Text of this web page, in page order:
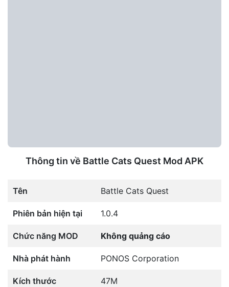
Thông tin về Battle Cats Quest Mod APK
Tên Battle Cats Quest
Phiên bản hiện tại 1.0.4
Chức năng MOD Không quảng cáo
Nhà phát hành PONOS Corporation
Kích thước 47M